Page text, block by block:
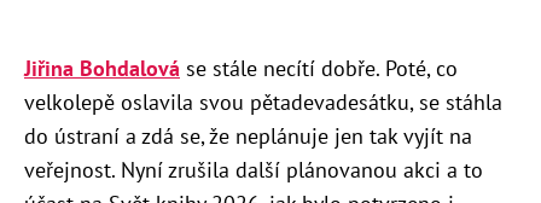
Jiřina Bohdalová se stále necítí dobře. Poté, co
velkolepě oslavila svou pětadevadesátku, se stáhla
do ústraní a zdá se, že neplánuje jen tak vyjít na
veřejnost. Nyní zrušila další plánovanou akci a to